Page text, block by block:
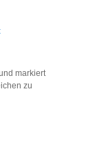
markiert
zu